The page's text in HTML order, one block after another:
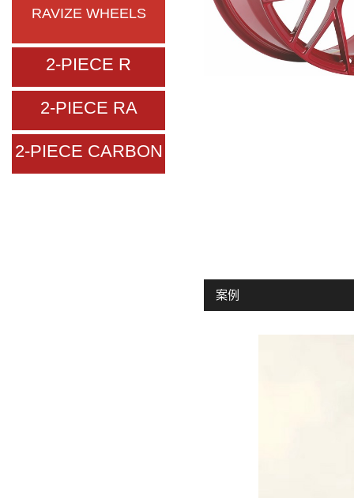
RAVIZE WHEELS
2-PIECE R
2-PIECE RA
2-PIECE CARBON
案例